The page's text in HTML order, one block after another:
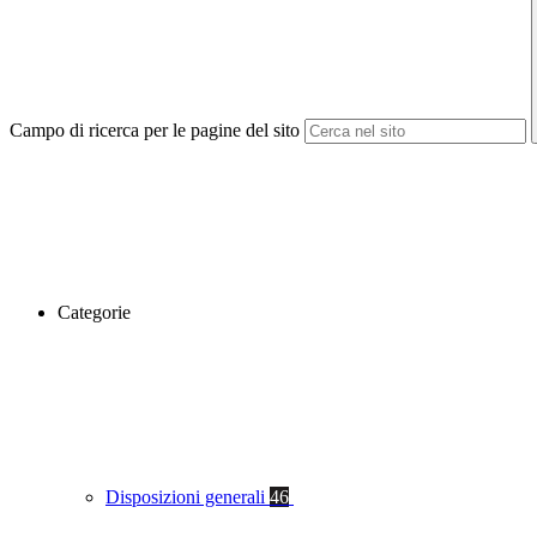
Campo di ricerca per le pagine del sito
Categorie
Disposizioni generali 46